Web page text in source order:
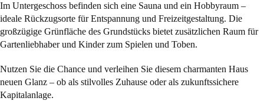
Im Untergeschoss befinden sich eine Sauna und ein Hobbyraum –
ideale Rückzugsorte für Entspannung und Freizeitgestaltung. Die
großzügige Grünfläche des Grundstücks bietet zusätzlichen Raum für
Gartenliebhaber und Kinder zum Spielen und Toben.
Nutzen Sie die Chance und verleihen Sie diesem charmanten Haus
neuen Glanz – ob als stilvolles Zuhause oder als zukunftssichere
Kapitalanlage.